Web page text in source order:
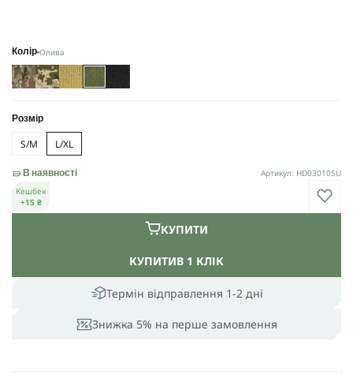
Колір Олива
Розмір
S/M L/XL
Термін відправлення 1-2 дні
Знижка 5% на перше замовлення
КУПИТИВ 1 КЛІК
КУПИТИ
В наявності
Артикул: HD030105U
Кешбек
+15 ₴